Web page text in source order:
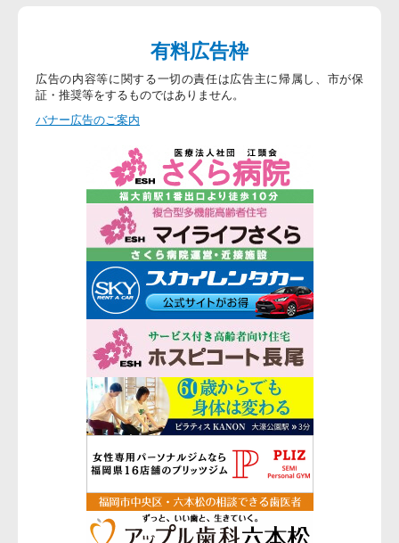
有料広告枠
広告の内容等に関する一切の責任は広告主に帰属し、市が保
証・推奨等をするものではありません。
バナー広告のご案内